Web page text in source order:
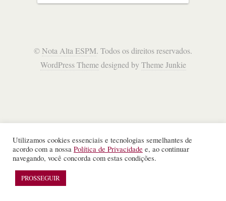
©Nota Alta ESPM. Todos os direitos reservados.
WordPress Themedesigned by Theme Junkie
Utilizamos cookies essenciais e tecnologias semelhantes de
acordo com a nossa Política de Privacidade e, ao continuar
navegando, você concorda com estas condições.
PROSSEGUIR